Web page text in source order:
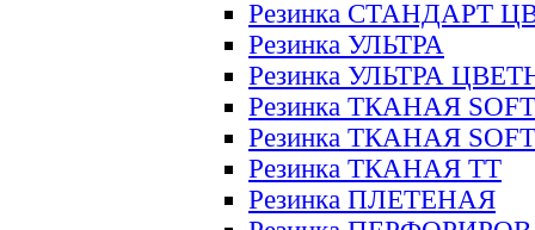
Резинка СТАНДАРТ
Резинка УЛЬТРА
Резинка УЛЬТРА
Резинка ТКАНАЯ SOFT
Резинка ТКАНАЯ
Резинка ТКАНАЯ ТТ
Резинка ПЛЕТЕНАЯ